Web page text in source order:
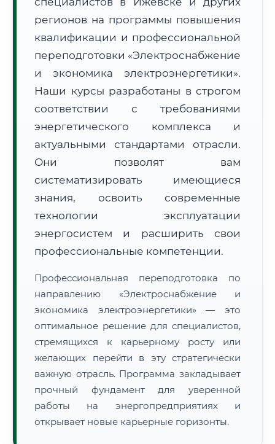
Расчет логистики оригиналов:
• Маршрут транзита:~1 848 км
3–5 рабочих дней
📜 Документы и аккредитация
регионов на программы повышения
квалификации и профессиональной
переподготовки «Электроснабжение
и экономика электроэнергетики».
Наши курсы разработаны в строгом
соответствии с требованиями
энергетического комплекса и
актуальными стандартами отрасли.
Они позволят вам
систематизировать имеющиеся
знания, освоить современные
технологии эксплуатации
энергосистем и расширить свои
профессиональные компетенции.
Профессиональная переподготовка по
направлению «Электроснабжение и
экономика электроэнергетики» — это
оптимальное решение для специалистов,
стремящихся к карьерному росту или
желающих перейти в эту стратегически
важную отрасль. Программа закладывает
прочный фундамент для уверенной
работы на энергопредприятиях и
открывает новые карьерные горизонты.